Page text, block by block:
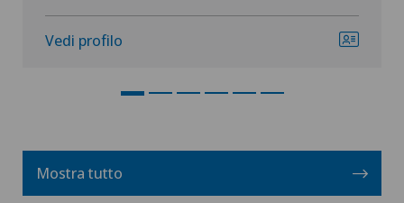
Vedi profilo
Mostra tutto